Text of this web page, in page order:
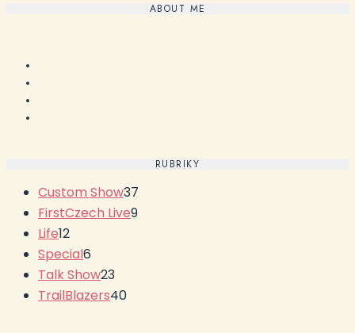
ABOUT ME
RUBRIKY
Custom Show37
FirstCzech Live9
Life12
Special6
Talk Show23
TrailBlazers40